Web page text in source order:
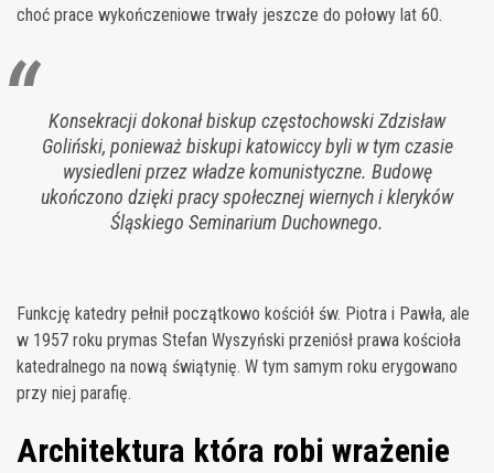
choć prace wykończeniowe trwały jeszcze do połowy lat 60.
Konsekracji dokonał biskup częstochowski Zdzisław
Goliński, ponieważ biskupi katowiccy byli w tym czasie
wysiedleni przez władze komunistyczne. Budowę
ukończono dzięki pracy społecznej wiernych i kleryków
Śląskiego Seminarium Duchownego.
Funkcję katedry pełnił początkowo kościół św. Piotra i Pawła, ale
w 1957 roku prymas Stefan Wyszyński przeniósł prawa kościoła
katedralnego na nową świątynię. W tym samym roku erygowano
przy niej parafię.
Architektura która robi wrażenie